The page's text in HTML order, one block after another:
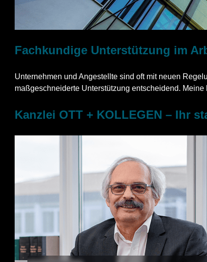
Fachkundige Unterstützung im
Unternehmen und Angestellte sind oft mit neuen
maßgeschneiderte Unterstützung entscheidend.
Kanzlei OTT + KOLLEGEN – Ihr